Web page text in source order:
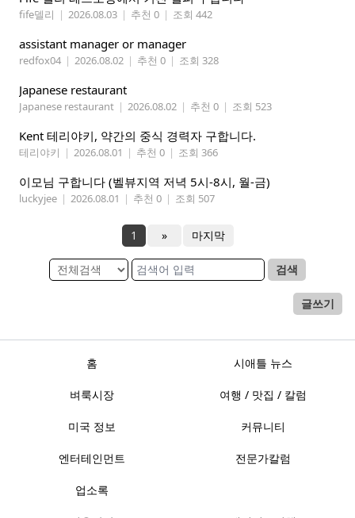
fife델리 | 2026.08.03 | 추천 0 | 조회 442
assistant manager or manager
redfox04 | 2026.08.02 | 추천 0 | 조회 328
Japanese restaurant
Japanese restaurant | 2026.08.02 | 추천 0 | 조회 523
Kent 테리야키, 약간의 중식 경력자 구합니다.
테리야키 | 2026.08.01 | 추천 0 | 조회 366
이모님 구합니다 (벨뷰지역 저녁 5시-8시, 월-금)
luckyjee | 2026.08.01 | 추천 0 | 조회 507
1 » 마지막
검색
글쓰기
홈 시애틀 뉴스
벼룩시장 여행 / 맛집 / 칼럼
미국 정보 커뮤니티
엔터테인먼트 전문가칼럼
업소록